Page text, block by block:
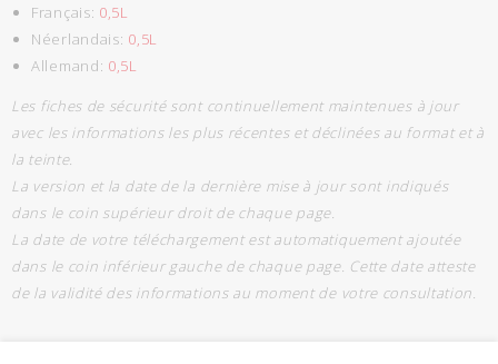
Français: 0,5L
Néerlandais: 0,5L
Allemand: 0,5L
Les fiches de sécurité sont continuellement maintenues à jour
avec les informations les plus récentes et déclinées au format et à
la teinte.
La version et la date de la dernière mise à jour sont indiqués
dans le coin supérieur droit de chaque page.
La date de votre téléchargement est automatiquement ajoutée
dans le coin inférieur gauche de chaque page. Cette date atteste
de la validité des informations au moment de votre consultation.